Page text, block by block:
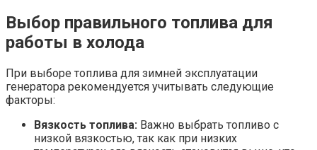
Выбор правильного топлива для
работы в холода
При выборе топлива для зимней эксплуатации
генератора рекомендуется учитывать следующие
факторы:
Вязкость топлива: Важно выбрать топливо с
низкой вязкостью, так как при низких